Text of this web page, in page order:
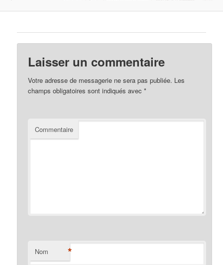
Laisser un commentaire
Votre adresse de messagerie ne sera pas publiée. Les
champs obligatoires sont indiqués avec*
Commentaire
Nom *